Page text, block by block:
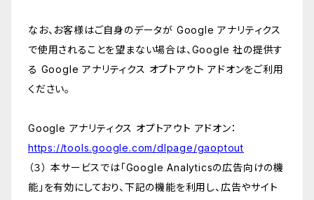
なお、お客様はご自身のデータが Google アナリティクス
で使用されることを望まない場合は、Google 社の提供す
る Google アナリティクス オプトアウト アドオンをご利用
ください。
Google アナリティクス オプトアウト アドオン：
https://tools.google.com/dlpage/gaoptout
（３） 本サービスでは「Google Analyticsの広告向けの機
能」を有効にしており、下記の機能を利用し、広告やサイト